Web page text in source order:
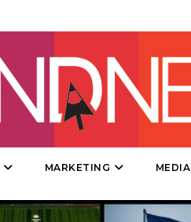
PUNTI VENDITA
CSR
MARKETING MEDIA